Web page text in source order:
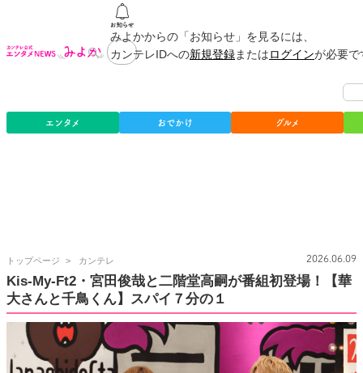
みよかからの「お知らせ」を見るには、
カンテレIDへの新規登録またはログインが必要
エンタメ おでかけ グルメ
トップページ
テ
レ
公
式
エ
タ
カンテレ 2026.06.09
Kis-My-Ft2・宮田俊哉と二階堂高嗣が番組初登場！【華
大さんと千鳥くん】スパイ７分の１